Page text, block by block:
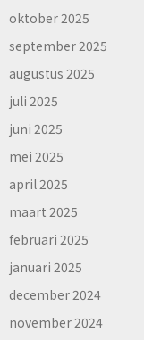
oktober 2025
september 2025
augustus 2025
juli 2025
juni 2025
mei 2025
april 2025
maart 2025
februari 2025
januari 2025
december 2024
november 2024